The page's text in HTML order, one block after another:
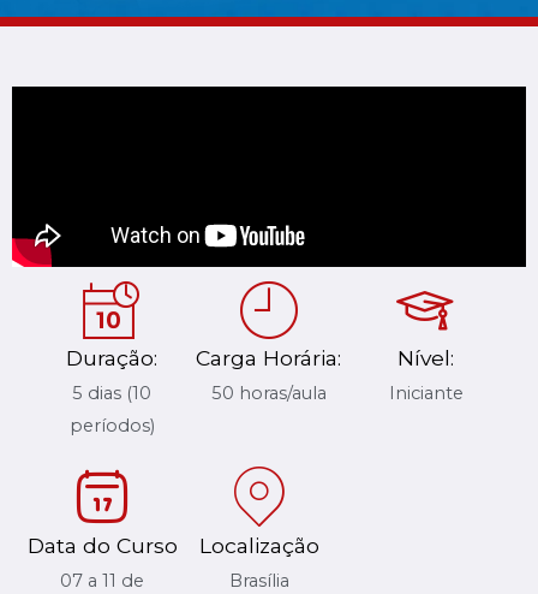
Duração:
5 dias (10
períodos)
Carga Horária:
50 horas/aula
Nível:
Iniciante
Data do Curso
07 a 11 de
Localização
Brasília